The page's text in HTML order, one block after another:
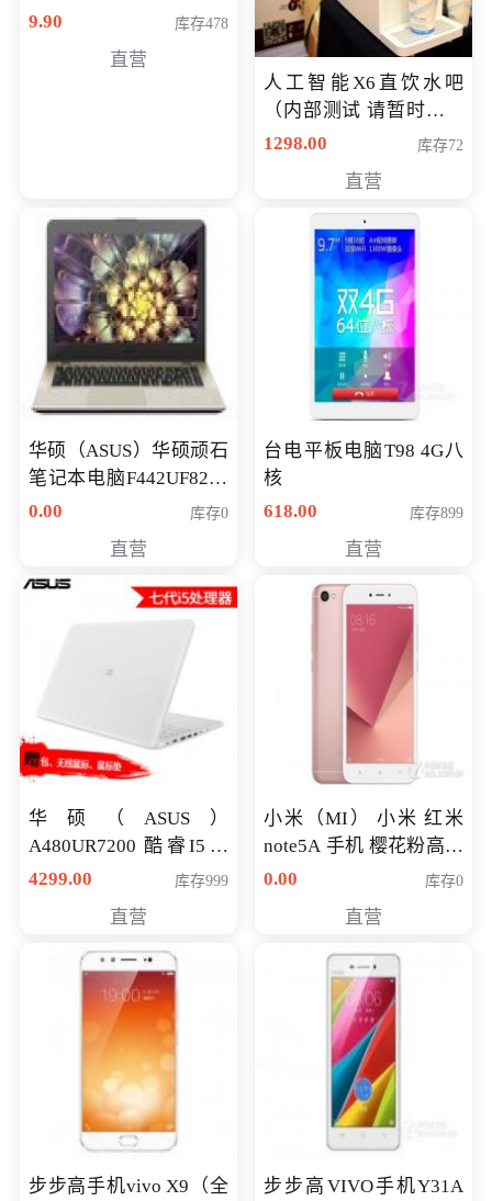
9.90 库存478
直营
人工智能X6直饮水吧
（内部测试 请暂时不要
购买）
1298.00 库存72
直营
华硕（ASUS）华硕顽石
笔记本电脑F442UF8250
八代独显轻薄办公商务
0.00 库存0
直营
台电平板电脑T98 4G八
核
618.00
库存899
直营
华硕（ASUS）
A480UR7200 酷睿I5超
薄学生办公游戏独显笔
NV930-2G独
4299.00 库存999
直营
小米（MI） 小米 红米
note5A 手机 樱花粉高配
版 全网通(3G+32G)
0.00 库存0
直营
步步高手机vivo X9（全
步步高VIVO手机Y31A